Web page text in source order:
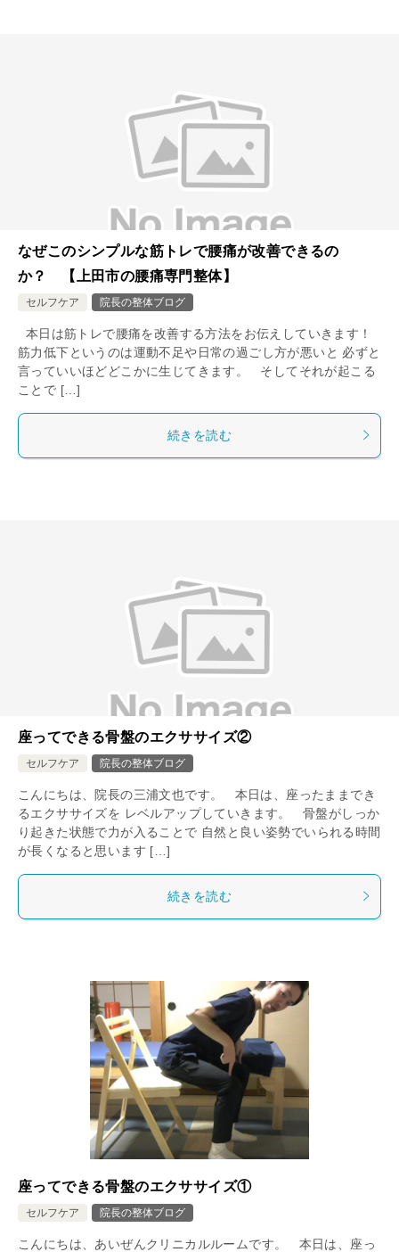
なぜこのシンプルな筋トレで腰痛が改善できるの
か？ 【上田市の腰痛専門整体】
セルフケア 院長の整体ブログ
本日は筋トレで腰痛を改善する方法をお伝えしていきます！
筋力低下というのは運動不足や日常の過ごし方が悪いと 必ずと
言っていいほどどこかに生じてきます。 そしてそれが起こる
ことで […]
続きを読む
座ってできる骨盤のエクササイズ②
セルフケア 院長の整体ブログ
こんにちは、院長の三浦文也です。 本日は、座ったままでき
るエクササイズを レベルアップしていきます。 骨盤がしっか
り起きた状態で力が入ることで 自然と良い姿勢でいられる時間
が長くなると思います […]
続きを読む
座ってできる骨盤のエクササイズ①
セルフケア 院長の整体ブログ
こんにちは、あいぜんクリニカルルームです。 本日は、座っ